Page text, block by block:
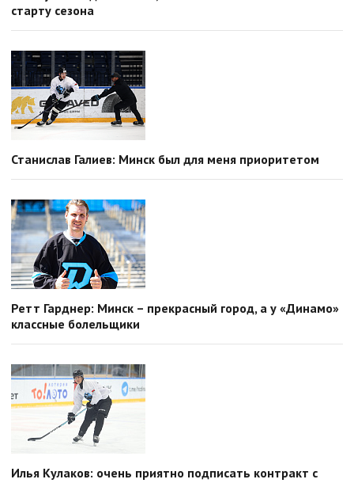
старту сезона
Станислав Галиев: Минск был для меня приоритетом
Ретт Гарднер: Минск – прекрасный город, а у «Динамо»
классные болельщики
Илья Кулаков: очень приятно подписать контракт с